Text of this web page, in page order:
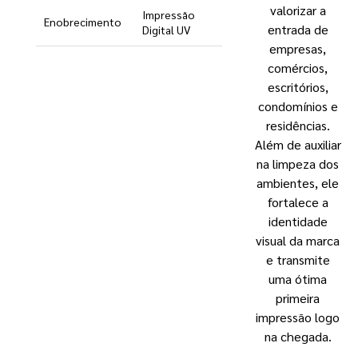
Enobrecimento
Impressão
Digital UV
valorizar a
entrada de
empresas,
comércios,
escritórios,
condomínios e
residências.
Além de auxiliar
na limpeza dos
ambientes, ele
fortalece a
identidade
visual da marca
e transmite
uma ótima
primeira
impressão logo
na chegada.